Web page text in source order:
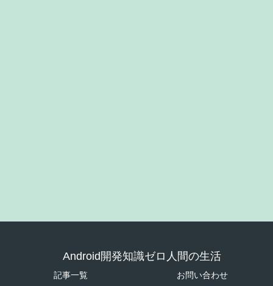
Android開発知識ゼロ人間の生活
記事一覧 お問い合わせ